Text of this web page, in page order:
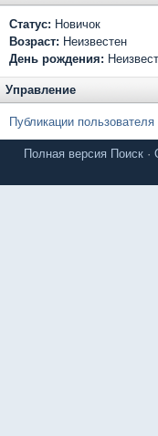
Статус: Новичок
Возраст: Неизвестен
День рождения:
Управление
Публикации пользователя
Полная версия Поиск ·